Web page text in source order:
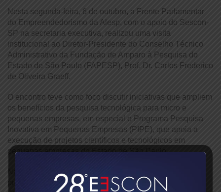
Nesta segunda-feira, 6 de outubro, a Frente Parlamentar
do Empreendedorismo da Alesp, com o apoio do Sescon-
SP na secretaria executiva, realizou uma visita
institucional ao Diretor-Presidente do Conselho Técnico
Administrativo da Fundação de Amparo à Pesquisa do
Estado de São Paulo (FAPESP), Prof. Dr. Carlos Frederico
de Oliveira Graeff.
O encontro teve como foco discutir iniciativas que ampliem
os benefícios da pesquisa tecnológica para micro e
pequenas empresas, em especial o Programa Pesquisa
Inovativa em Pequenas Empresas (PIPE), que apoia a
execução de projetos científicos e tecnológicos em
pequenas empresas do Estado de São Paulo.
Na ocasião, o deputado estadual Itamar Borges,
presidente da Frepem, apresentou a agenda de trabalho